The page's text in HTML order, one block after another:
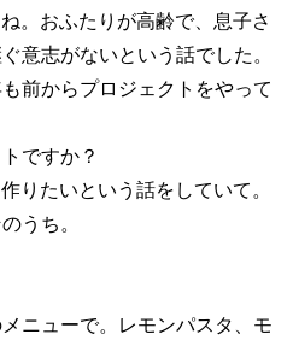
。おふたりが高齢で、息子さ
意志がないという話でした。
前からプロジェクトをやって
ですか？
たいという話をしていて。
うち。
ニューで。レモンパスタ、モ